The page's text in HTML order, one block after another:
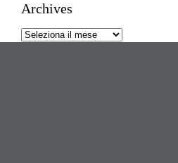
Archives
Archives